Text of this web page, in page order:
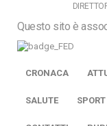
Questo sito è
CRONACA
SALUTE SPORT